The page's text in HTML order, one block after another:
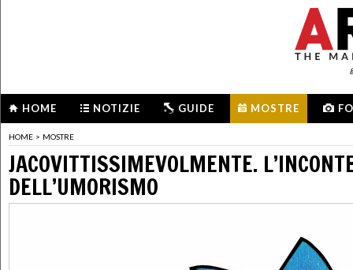
HOME NOTIZIE GUIDE MOSTRE
HOME > MOSTRE
JACOVITTISSIMEVOLMENTE.
DELL’UMORISMO